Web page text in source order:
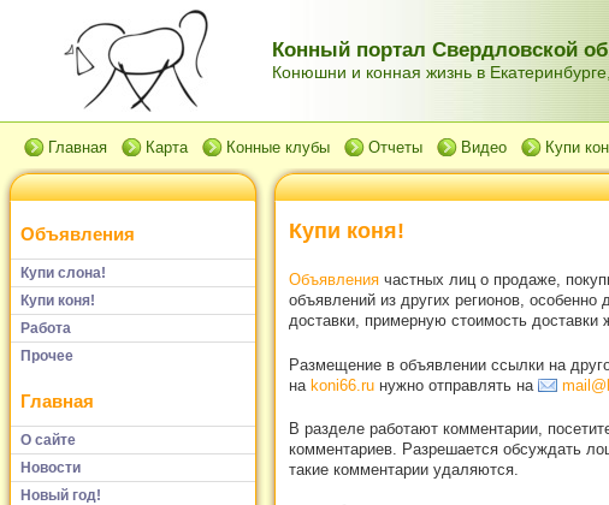
Конный портал Свердловской
Конюшни и конная жизнь в
Главная Карта Конные клубы Отчеты Видео Купи
Объявления
Купи слона!
Купи коня!
Работа
Прочее
Главная
О сайте
Новости
Новый год!
Купи коня!
Объявления частных лиц о продаже,
объявлений из других регионов,
доставки, примерную стоимость доставки
Размещение в объявлении ссылки на
на koni66.ru нужно отправлять на
В разделе работают комментарии,
комментариев. Разрешается обсуждать
такие комментарии удаляются.